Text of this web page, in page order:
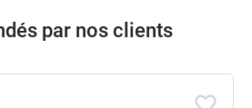
par nos clients